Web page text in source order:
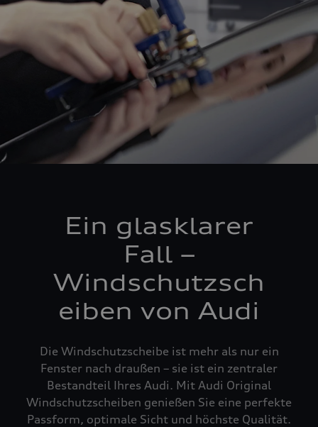
Ein glasklarer
Fall –
Windschutzsch
eiben von Audi
Die Windschutzscheibe ist mehr als nur ein
Fenster nach draußen – sie ist ein zentraler
Bestandteil Ihres Audi. Mit Audi Original
Windschutzscheiben genießen Sie eine perfekte
Passform, optimale Sicht und höchste Qualität.